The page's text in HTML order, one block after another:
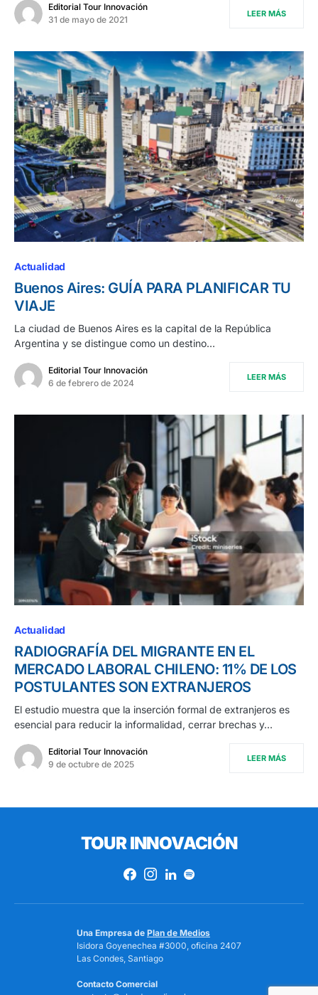
Editorial Tour Innovación
31 de mayo de 2021
LEER MÁS
Actualidad
Buenos Aires: GUÍA PARA PLANIFICAR TU
VIAJE
La ciudad de Buenos Aires es la capital de la República
Argentina y se distingue como un destino…
Editorial Tour Innovación
6 de febrero de 2024
LEER MÁS
Actualidad
RADIOGRAFÍA DEL MIGRANTE EN EL
MERCADO LABORAL CHILENO: 11% DE LOS
POSTULANTES SON EXTRANJEROS
El estudio muestra que la inserción formal de extranjeros es
esencial para reducir la informalidad, cerrar brechas y…
Editorial Tour Innovación
9 de octubre de 2025
LEER MÁS
TOUR INNOVACIÓN
Una Empresa de Plan de Medios
Isidora Goyenechea #3000, oficina 2407
Las Condes, Santiago
Contacto Comercial